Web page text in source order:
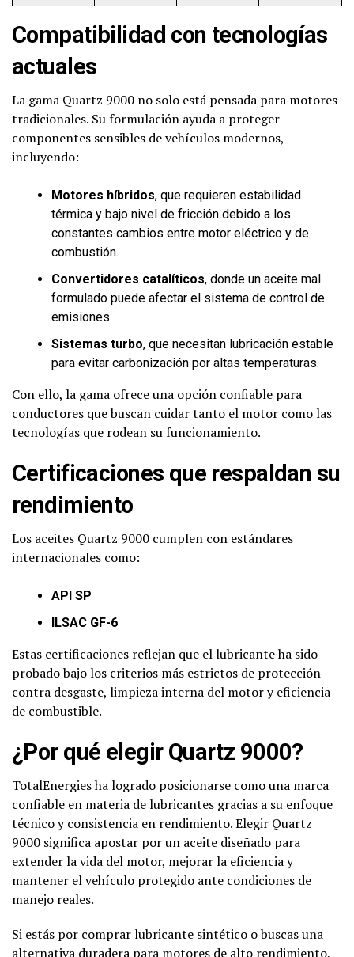
Compatibilidad con tecnologías
actuales
La gama Quartz 9000 no solo está pensada para motores
tradicionales. Su formulación ayuda a proteger
componentes sensibles de vehículos modernos,
incluyendo:
Motores híbridos, que requieren estabilidad
térmica y bajo nivel de fricción debido a los
constantes cambios entre motor eléctrico y de
combustión.
Convertidores catalíticos, donde un aceite mal
formulado puede afectar el sistema de control de
emisiones.
Sistemas turbo, que necesitan lubricación estable
para evitar carbonización por altas temperaturas.
Con ello, la gama ofrece una opción confiable para
conductores que buscan cuidar tanto el motor como las
tecnologías que rodean su funcionamiento.
Certificaciones que respaldan su
rendimiento
Los aceites Quartz 9000 cumplen con estándares
internacionales como:
API SP
ILSAC GF-6
Estas certificaciones reflejan que el lubricante ha sido
probado bajo los criterios más estrictos de protección
contra desgaste, limpieza interna del motor y eficiencia
de combustible.
¿Por qué elegir Quartz 9000?
TotalEnergies ha logrado posicionarse como una marca
confiable en materia de lubricantes gracias a su enfoque
técnico y consistencia en rendimiento. Elegir Quartz
9000 significa apostar por un aceite diseñado para
extender la vida del motor, mejorar la eficiencia y
mantener el vehículo protegido ante condiciones de
manejo reales.
Si estás por comprar lubricante sintético o buscas una
alternativa duradera para motores de alto rendimiento,